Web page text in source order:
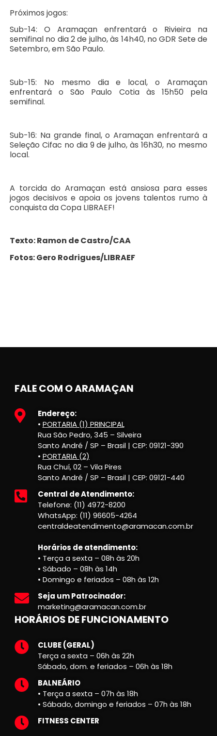
Próximos jogos:
Sub-14: O Aramaçan enfrentará o Rivieira na
semifinal no dia 2 de julho, às 14h40, no GDR Sete de
Setembro, em São Paulo.
Sub-15: No mesmo dia e local, o Aramaçan
enfrentará o São Paulo Cotia às 15h50 pela
semifinal.
Sub-16: Na grande final, o Aramaçan enfrentará a
Seleção Cifac no dia 9 de julho, às 16h30, no mesmo
local.
A torcida do Aramaçan está ansiosa para esses
jogos decisivos e apoia os jovens talentos rumo à
conquista da Copa LIBRAEF!
Texto: Ramon de Castro/CAA
Fotos: Gero Rodrigues/LIBRAEF
FALE COM O ARAMAÇAN
Endereço:
• PORTARIA (1) PRINCIPAL
Rua São Pedro, 345 – Silveira
Santo André / SP – Brasil | CEP: 09121-390
• PORTARIA (2)
Rua Chuí, 02 – Vila Pires
Santo André / SP – Brasil | CEP: 09121-440
Central de Atendimento:
Telefone: (11) 4972-8200
WhatsApp: (11) 96605-4264
centraldeatendimento@aramacan.com.br
Horários de atendimento:
• Terça a sexta – 08h às 20h
• Sábado – 08h às 14h
• Domingo e feriados – 08h às 12h
Seja um Patrocinador:
marketing@aramacan.com.br
HORÁRIOS DE FUNCIONAMENTO
CLUBE (GERAL)
Terça a sexta – 06h às 22h
Sábado, dom. e feriados – 06h às 18h
BALNEÁRIO
• Terça a sexta – 07h às 18h
• Sábado, domingo e feriados – 07h às 18h
FITNESS CENTER